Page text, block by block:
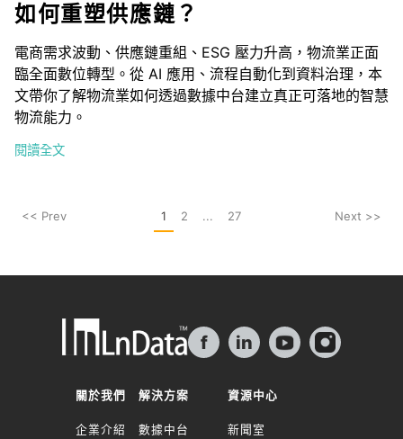
如何重塑供應鏈？
電商需求波動、供應鏈重組、ESG 壓力升高，物流業正面
臨全面數位轉型。從 AI 應用、流程自動化到資料治理，本
文帶你了解物流業如何透過數據中台建立真正可落地的智慧
物流能力。
閱讀全文
<< Prev 1 2 ... 27 Next >>
f in
關於我們
企業介紹
解決方案
數據中台
資源中心
新聞室